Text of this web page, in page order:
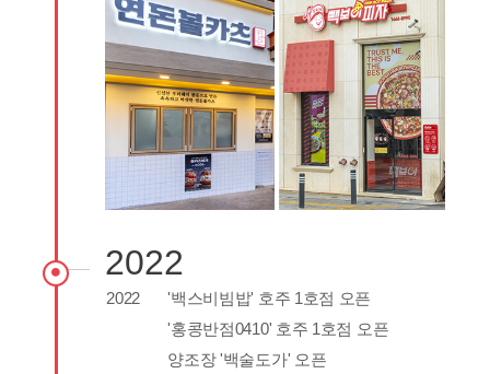
2022
2022
'백스비빔밥' 호주 1호점 오픈
'홍콩반점0410' 호주 1호점 오픈
양조장 '백술도가' 오픈